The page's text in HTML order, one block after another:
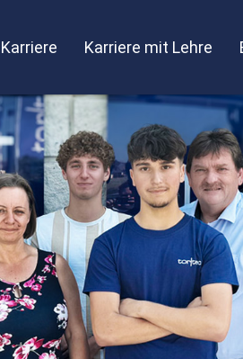
Karriere Karriere mit Lehre